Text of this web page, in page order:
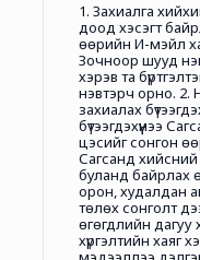
1. Захиалга
доод хэсэгт
өөрийн И-мэйл
Зочноор шууд
хэрэв та
нэвтэрч орно. 2.
захиалах
бүтээгдэхүүнээ
цэсийг сонгон
Сагсанд
буланд байрлах
орон, худалдан
төлөх сонголт
өгөгдлийн
хүргэлтийн хаяг